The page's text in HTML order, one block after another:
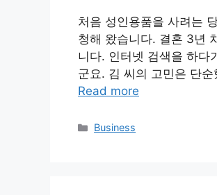
처음 성인용품을 사려는
청해 왔습니다. 결혼 3년
니다. 인터넷 검색을 하다
군요. 김 씨의 고민은 단
Read more
Categories
Business